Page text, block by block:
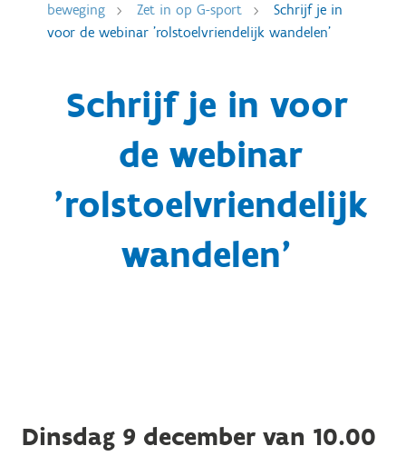
beweging
Zet in op G-sport
Schrijf je in
voor de webinar 'rolstoelvriendelijk wandelen'
Schrijf je in voor
de webinar
'rolstoelvriendelijk
wandelen'
Dinsdag 9 december van 10.00